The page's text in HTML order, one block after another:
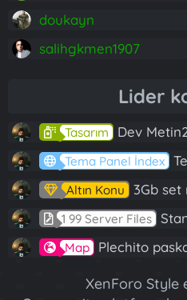
doukayn
salihgkmen1907
Lider
Tasarım Dev Metin2
Tema Panel İndex Tek
Altın Konu 3Gb set
1 99 Server Files
Map Plechito paskalya
XenForo Style